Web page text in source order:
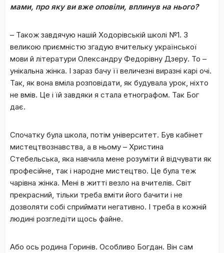
мами, про яку ви вже оповіли, вплинув на нього?
– Також завдячую нашій Ходорівській школі №1. З
великою приємністю згадую вчительку української
мови й літератури Олександру Федорівну Дзеру. То –
унікальна жінка. І зараз бачу її величезні виразні карі очі.
Так, як вона вміла розповідати, як будувала урок, ніхто
не вмів. Це і їй завдяки я стала етнографом. Так Бог
дає.
Спочатку була школа, потім університет. Був кабінет
мистецтвознавства, а в ньому – Христина
Стебельська, яка навчила мене розуміти й відчувати як
професійне, так і народне мистецтво. Це була теж
чарівна жінка. Мені в житті везло на вчителів. Світ
прекрасний, тільки треба вміти його бачити і не
дозволяти собі сприймати негативно. І треба в кожній
людині розгледіти щось файне.
Або ось родина Горинів. Особливо Богдан. Він сам